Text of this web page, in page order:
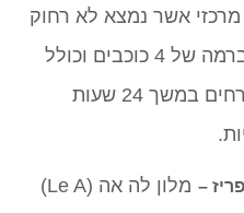
מרכזי אשר נמצא לא רחוק
משאנז אליזה. האירוח ברמה של 4 כוכבים וכולל
שירות קבלה הזמין לאורחים במשך 24 שעות
–
מלון לה אה (Le A)